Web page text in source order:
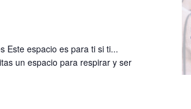
Este espacio es para ti si ti...
un espacio para respirar y ser